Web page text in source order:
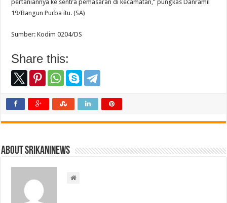
pertaniannya ke sentra pemasaran di kecamatan,” pungkas Danramil
19/Bangun Purba itu. (SA)
Sumber: Kodim 0204/DS
Share this:
About srikaninews